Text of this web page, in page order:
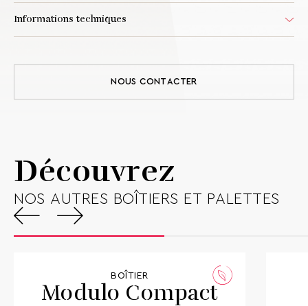
Informations techniques
Télécharger la fiche technique
NOUS CONTACTER
Découvrez
NOS AUTRES BOÎTIERS ET PALETTES
BOÎTIER
Modulo Compact